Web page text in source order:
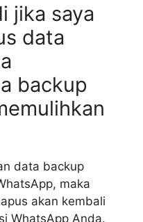
jika saya
data
backup
data backup
maka
akan kembali
WhatsApp Anda.